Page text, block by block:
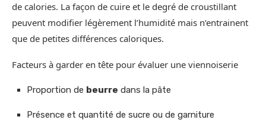
de calories. La façon de cuire et le degré de croustillant
peuvent modifier légèrement l’humidité mais n’entrainent
que de petites différences caloriques.
Facteurs à garder en tête pour évaluer une viennoiserie
Proportion de beurre dans la pâte
Présence et quantité de sucre ou de garniture